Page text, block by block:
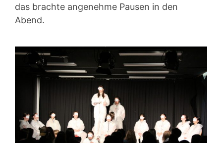
das brachte angenehme Pausen in den
Abend.